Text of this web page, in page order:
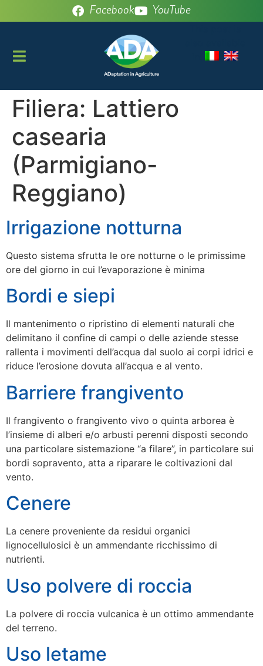
Facebook YouTube
in:
Filiera: Lattiero
casearia
(Parmigiano-
Reggiano)
Irrigazione notturna
Questo sistema sfrutta le ore notturne o le primissime
ore del giorno in cui l’evaporazione è minima
Bordi e siepi
Il mantenimento o ripristino di elementi naturali che
delimitano il confine di campi o delle aziende stesse
rallenta i movimenti dell’acqua dal suolo ai corpi idrici e
riduce l’erosione dovuta all’acqua e al vento.
Barriere frangivento
Il frangivento o frangivento vivo o quinta arborea è
l’insieme di alberi e/o arbusti perenni disposti secondo
una particolare sistemazione “a filare”, in particolare sui
bordi sopravento, atta a riparare le coltivazioni dal
vento.
Cenere
La cenere proveniente da residui organici
lignocellulosici è un ammendante ricchissimo di
nutrienti.
Uso polvere di roccia
La polvere di roccia vulcanica è un ottimo ammendante
del terreno.
Uso letame